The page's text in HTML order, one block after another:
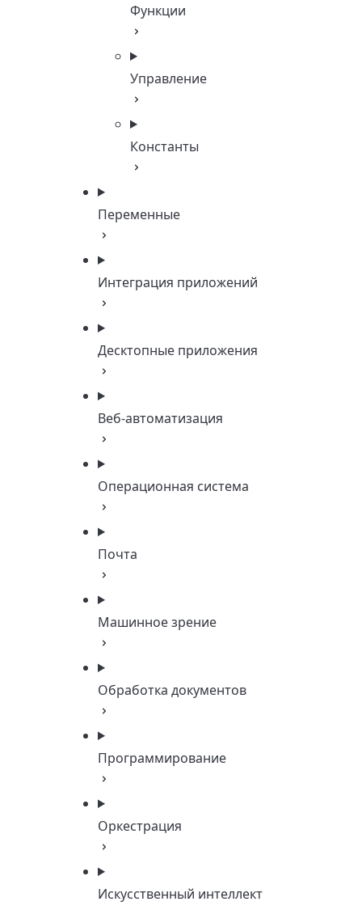
Функции
Управление
Константы
Переменные
Интеграция приложений
Десктопные приложения
Веб-автоматизация
Операционная система
Почта
Машинное зрение
Обработка документов
Программирование
Оркестрация
Искусственный интеллект